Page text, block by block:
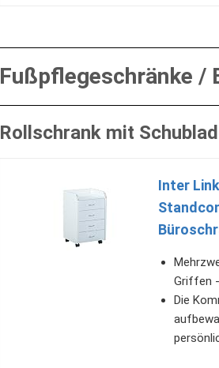
Fußpflegeschränke /
Rollschrank mit
Inter
Griffen
Die